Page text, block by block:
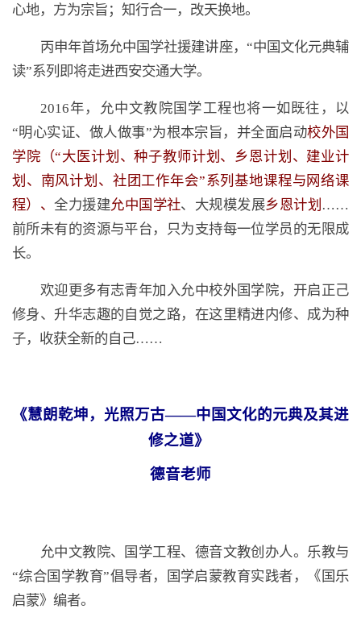
心地，方为宗旨；知行合一，改天换地。
丙申年首场允中国学社援建讲座，“中国文化元典辅
读”系列即将走进西安交通大学。
2016年，允中文教院国学工程也将一如既往，以
“明心实证、做人做事”为根本宗旨，并全面启动校外国
学院（“大医计划、种子教师计划、乡恩计划、建业计
划、南风计划、社团工作年会”系列基地课程与网络课
程）、全力援建允中国学社、大规模发展乡恩计划 ……
前所未有的资源与平台，只为支持每一位学员的无限成
长。
欢迎更多有志青年加入允中校外国学院，开启正己
修身、升华志趣的自觉之路，在这里精进内修、成为种
子，收获全新的自己……
《慧朗乾坤，光照万古——中国文化的元典及其进
修之道》
德音老师
允中文教院、国学工程、德音文教创办人。乐教与
“综合国学教育”倡导者，国学启蒙教育实践者，《国乐
启蒙》编者。